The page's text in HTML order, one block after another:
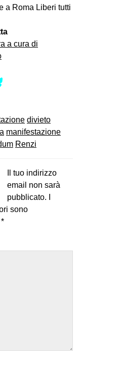
a Roma Liberi tutti
a cura di
divieto
manifestazione
Renzi
Il tuo indirizzo
email non sarà
pubblicato.
sono
*